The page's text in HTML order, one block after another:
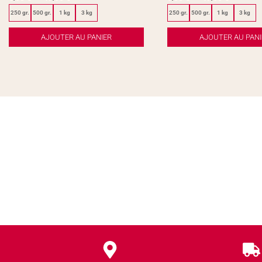
250 gr. 500 gr. 1 kg 3 kg
AJOUTER AU PANIER
250 gr. 500 gr. 1 kg 3 kg
AJOUTER AU